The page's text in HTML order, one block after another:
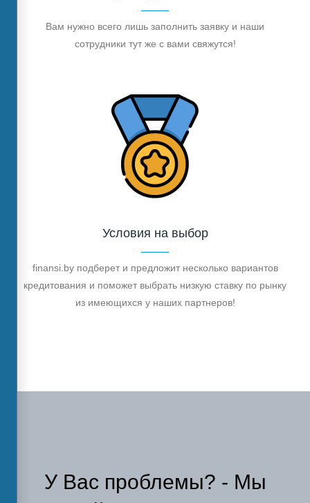
Вам нужно всего лишь заполнить заявку и наши
сотрудники тут же с вами свяжутся!
Условия на выбор
finansi.by подберет и предложит несколько вариантов
кредитования и поможет выбрать низкую ставку по рынку
из имеющихся у наших партнеров!
У Вас проблемы? - Мы